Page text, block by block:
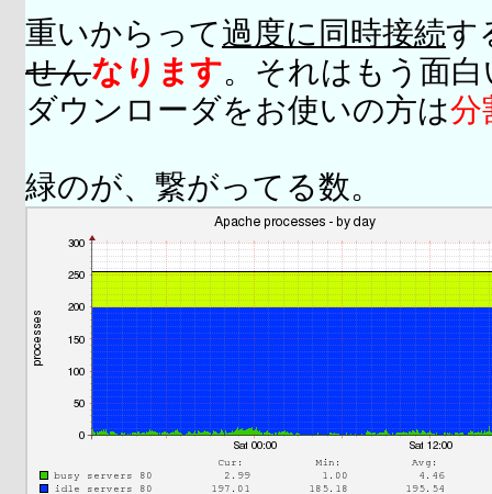
重いからって過度に同時接続す
せんなります。それはもう面
ダウンローダをお使いの方は分
緑のが、繋がってる数。